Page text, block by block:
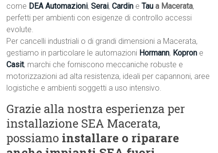
come DEA Automazioni,Serai,Cardin eTau a Macerata,
perfetti per ambienti con esigenze di controllo accessi
evolute.
Per cancelli industriali o di grandi dimensioni a Macerata,
gestiamo in particolare le automazioni Hormann, Kopron e
Casit, marchi che forniscono meccaniche robuste e
motorizzazioni ad alta resistenza, ideali per capannoni, aree
logistiche e ambienti soggetti a uso intensivo.
Grazie alla nostra esperienza per
installazione SEA Macerata,
possiamo installare o riparare